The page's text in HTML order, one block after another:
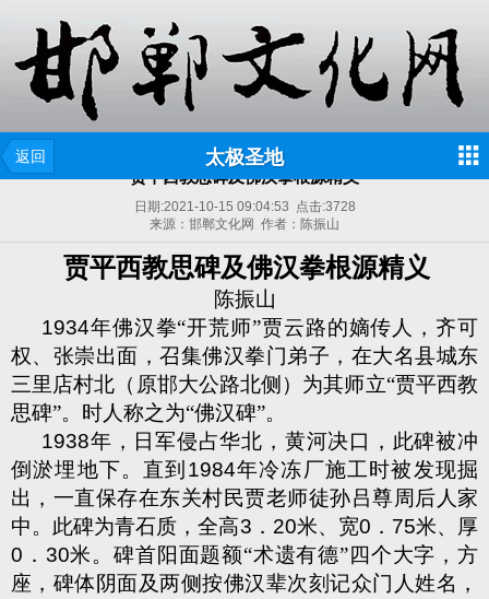
返回 太极圣地
贾平西教思碑及佛汉拳根源精义
日期:2021-10-15 09:04:53 点击:3728
来源：邯郸文化网 作者：陈振山
贾平西教思碑及佛汉拳根源精义
陈振山
1934年佛汉拳“开荒师”贾云路的嫡传人，齐可
权、张崇出面，召集佛汉拳门弟子，在大名县城东
三里店村北（原邯大公路北侧）为其师立“贾平西教
思碑”。时人称之为“佛汉碑”。
1938年，日军侵占华北，黄河决口，此碑被冲
倒淤埋地下。直到 1984年冷冻厂施工时被发现掘
出，一直保存在东关村民贾老师徒孙吕尊周后人家
中。此碑为青石质，全高3 ． 20米、宽0 ． 75米、厚
0 ． 30米。碑首阳面题额“术遗有德”四个大字，方
座，碑体阴面及两侧按佛汉辈次刻记众门人姓名，